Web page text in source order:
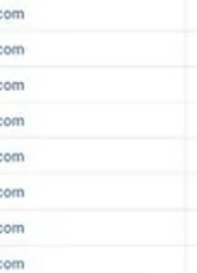
outubro de 2024, a série
de forma coordenada,
de script.
menções padronizadas,
e com maior sofisticação. A
e profissionalização
Os grupos de